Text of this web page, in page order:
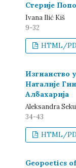
Стерије
Ivana Ilić Kiš
9-32
HTML/
Изгнанство
Наталије
Албахарија
Aleksandra
34-43
HTML/
Geopoetics